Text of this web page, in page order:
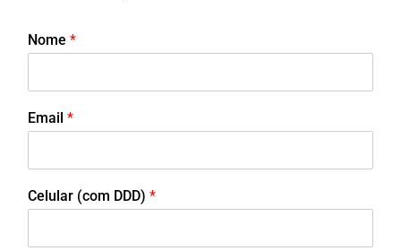
Nome *
Email *
Celular (com DDD) *